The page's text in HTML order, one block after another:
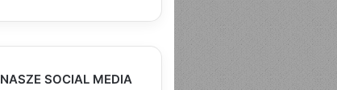
NASZE SOCIAL MEDIA